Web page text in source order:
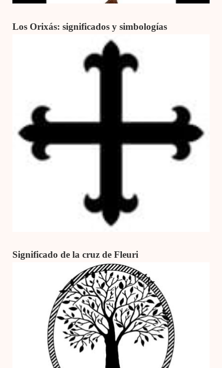
Los Orixás: significados y simbologías
Significado de la cruz de Fleuri